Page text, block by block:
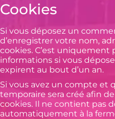
Cookies
Si vous déposez un
d’enregistrer votre nom,
cookies. C’est uniquement
informations si vous
expirent au bout d’un an.
Si vous avez un compte et
temporaire sera créé afin
cookies. Il ne contient pas
automatiquement à la